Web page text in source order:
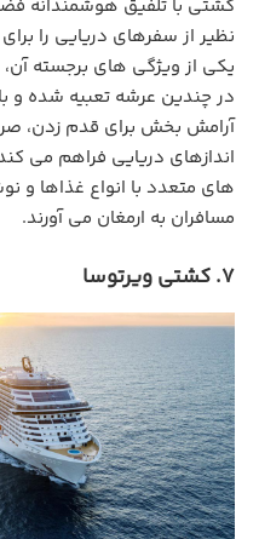
کشتی با تلفیق هوشمندانه
نظیر از سفرهای دریایی را
یکی از ویژگی ‌های برجسته
در چندین عرشه تعبیه شده و
آرامش ‌بخش برای قدم‌ زدن،
‌اندازهای دریایی فراهم می
‌های متعدد با انواع غذاها و
مسافران به ارمغان می ‌آورند.
7. کشتی ویرتوسا